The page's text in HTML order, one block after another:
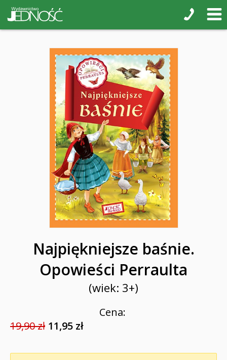
Najpiękniejsze baśnie.
Opowieści Perraulta
(wiek: 3+)
Cena:
19,90 zł 11,95 zł